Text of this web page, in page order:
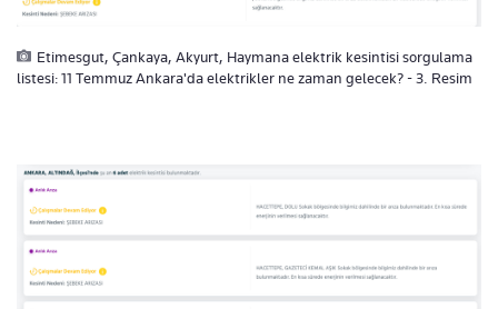
Etimesgut, Çankaya, Akyurt, Haymana elektrik kesintisi sorgulama
listesi: 11 Temmuz Ankara'da elektrikler ne zaman gelecek? - 3. Resim